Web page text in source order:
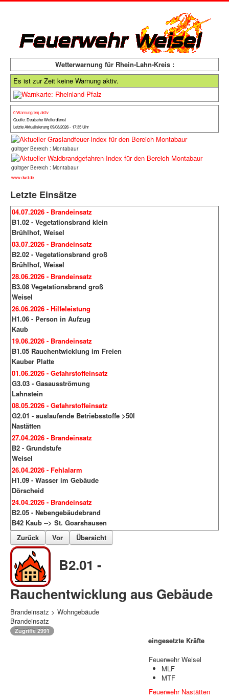
Wetterwarnung für Rhein-Lahn-Kreis :
Es ist zur Zeit keine Warnung aktiv.
0 Warnung(en) aktiv
Quelle: Deutsche Wetterdienst
Letzte Aktualisierung 09/08/2026 - 17:35 Uhr
gültiger Bereich : Montabaur
gültiger Bereich : Montabaur
www.dwd.de
Letzte Einsätze
04.07.2026 - Brandeinsatz
B1.02 - Vegetationsbrand klein
Brühlhof, Weisel
03.07.2026 - Brandeinsatz
B2.02 - Vegetationsbrand groß
Brühlhof, Weisel
28.06.2026 - Brandeinsatz
B3.08 Vegetationsbrand groß
Weisel
26.06.2026 - Hilfeleistung
H1.06 - Person in Aufzug
Kaub
19.06.2026 - Brandeinsatz
B1.05 Rauchentwicklung im Freien
Kauber Platte
01.06.2026 - Gefahrstoffeinsatz
G3.03 - Gasausströmung
Lahnstein
08.05.2026 - Gefahrstoffeinsatz
G2.01 - auslaufende Betriebsstoffe >50l
Nastätten
27.04.2026 - Brandeinsatz
B2 - Grundstufe
Weisel
26.04.2026 - Fehlalarm
H1.09 - Wasser im Gebäude
Dörscheid
24.04.2026 - Brandeinsatz
B2.05 - Nebengebäudebrand
B42 Kaub --> St. Goarshausen
Zurück
Vor Übersicht
B2.01 -
Rauchentwicklung aus Gebäude
Brandeinsatz > Wohngebäude
Brandeinsatz
Zugriffe 2991
eingesetzte Kräfte
Feuerwehr Weisel
MLF
MTF
Feuerwehr Nastätten